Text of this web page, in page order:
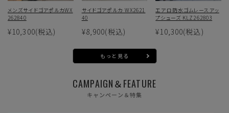
メンズサイドゴアポルカWX
262840
¥10,300(税込)
サイドゴアポルカ WX2621
40
¥8,900(税込)
エアロ防水ゴムレースアッ
プシューズ KLZ262803
¥10,300(税込)
もっと見る
CAMPAIGN＆FEATURE
キャンペーン＆特集